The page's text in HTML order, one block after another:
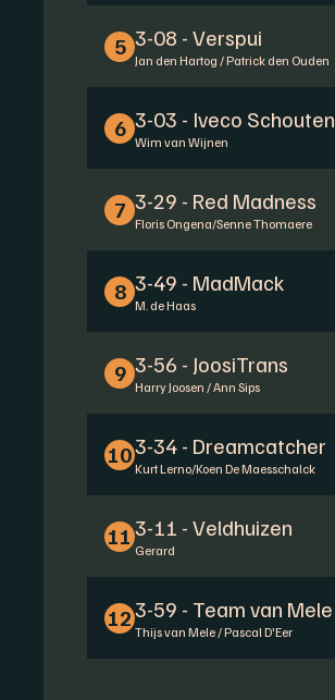
5 3-08 - Verspui
Jan den Hartog / Patrick den Ouden
6 3-03 - Iveco Schouten
Wim van Wijnen
7 3-29 - Red Madness
Floris Ongena/Senne Thomaere
8 3-49 - MadMack
M. de Haas
9 3-56 - JoosiTrans
Harry Joosen / Ann Sips
103-34 - Dreamcatcher
Kurt Lerno/Koen De Maesschalck
113-11 - Veldhuizen
Gerard
123-59 - Team van Mele
Thijs van Mele / Pascal D'Eer